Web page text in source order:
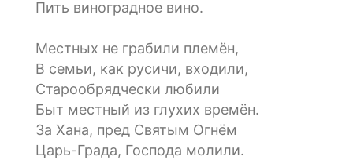
Пить виноградное вино.
Местных не грабили племён,
В семьи, как русичи, входили,
Старообрядчески любили
Быт местный из глухих времён.
За Хана, пред Святым Огнём
Царь-Града, Господа молили.